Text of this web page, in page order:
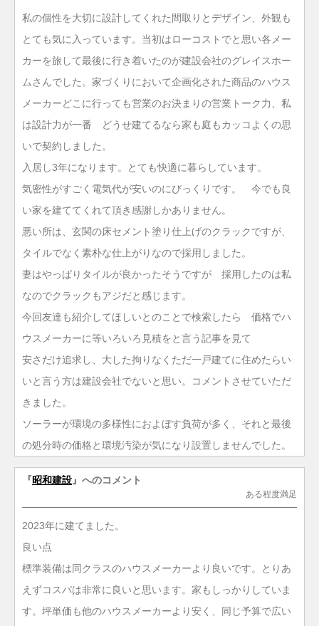
私の個性を大切に設計してくれた間取りとデザイン、外観も
とても気に入っています。当初はローコストでと思い各メー
カーを旅して最後に行き着いたのが建設会社のグレイスホー
ムさんでした。家づくりにおいて企画化された商品のハウス
メーカーどこに行っても営業のお決まりの営業トーク力、私
は設計力が一番 どうせ建てるなら家も庭もカッコよくの思
いで契約しました。
入居し3年になります。とても快適に暮らしています。
気密性がすごく電気代が安いのにびっくりです。 今でも良
い家を建ててくれて頂き感謝しかありません。
悪い所は、玄関の床セメント塗り仕上げのクラックですが、
タイルでなく素朴な仕上がりなので採用しました。
妻はやっぱりタイルが良かったそうですが 採用したのは私
なのでクラックもアジだと感じます。
今回友達も紹介してほしいとのことで検索したら 価格でハ
ウスメーカーに等いろいろ見積をと言う記事を見て
安さだけ追求し、大した拘りなくただ一戸建てに住めたらい
いと言う方は建設会社でないと思い。コメントさせていただ
きました。
ソーラーが環境の多様性におよぼす負荷が多く、それと最後
の処分時の価格と環境汚染が気になり設置しませんでした。
『昭和建設』へのコメント
ある程度満足
2023年に建てました。
良い点
標準装備は同クラスのハウスメーカーより良いです。とりあ
えずコスパは非常に良いと思います。家もしっかりしていま
す。坪単価も他のハウスメーカーより安く、同じ予算で広い